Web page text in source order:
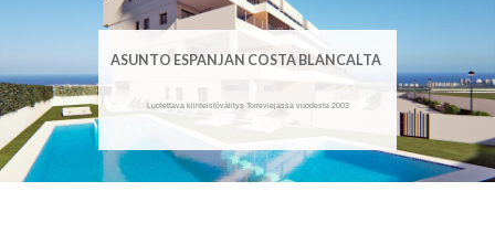
ASUNTO ESPANJAN COSTA BLANCALTA
Luotettava kiinteistövälitys Torreviejassa vuodesta 2003